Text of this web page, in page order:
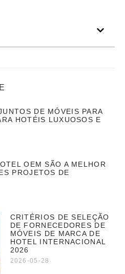
DE MÓVEIS PARA
HOTÉIS LUXUOSOS E
OEM SÃO A MELHOR
PROJETOS DE
CRITÉRIOS DE SELEÇÃO
DE FORNECEDORES DE
MÓVEIS DE MARCA DE
HOTEL INTERNACIONAL
2026
2026-05-28